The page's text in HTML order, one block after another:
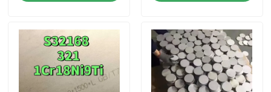
Vídeos
Sobre nós